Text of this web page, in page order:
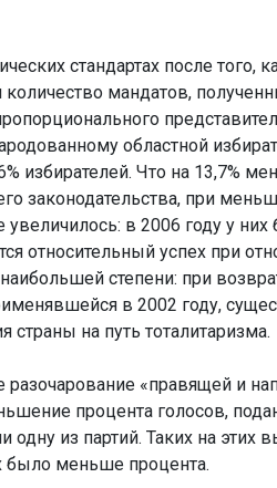
стандартах после того,
мандатов,
областной
избирателей. Что на 13,7%
законодательства, при
в 2006 году у
относительный успех при
степени: при
в 2002 году,
на путь тоталитаризма.
разочарование «правящей и
процента голосов,
из партий. Таких на этих
было меньше процента.